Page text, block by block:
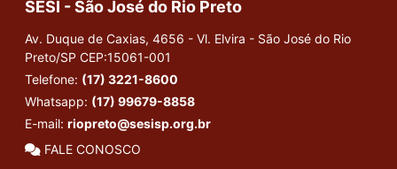
SESI - São José do Rio Preto
Av. Duque de Caxias, 4656 - Vl. Elvira - São José do Rio
Preto/SP CEP:15061-001
Telefone: (17) 3221-8600
Whatsapp: (17) 99679-8858
E-mail: riopreto@sesisp.org.br
FALE CONOSCO